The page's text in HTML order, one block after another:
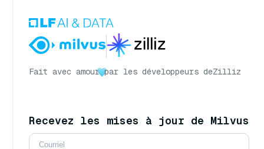
Fait avec amour par les développeurs deZilliz
Recevez les mises à jour de Milvus